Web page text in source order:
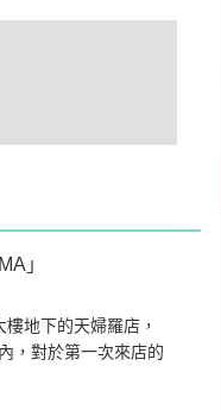
地下的天婦羅店，
，對於第一次來店的